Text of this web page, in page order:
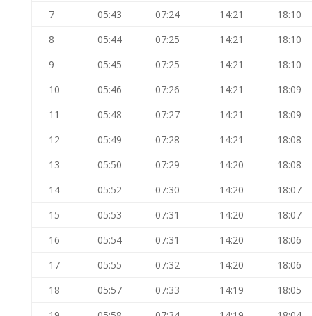
7
05:43 07:24 14:21
18:10
8
05:44 07:25 14:21
18:10
9
05:45 07:25 14:21
18:10
10
05:46 07:26 14:21
18:09
11
05:48 07:27 14:21
18:09
12
05:49 07:28 14:21
18:08
13
05:50 07:29 14:20
18:08
14
05:52 07:30 14:20
18:07
15
05:53 07:31 14:20
18:07
16
05:54 07:31 14:20
18:06
17
05:55 07:32 14:20
18:06
18
05:57 07:33 14:19
18:05